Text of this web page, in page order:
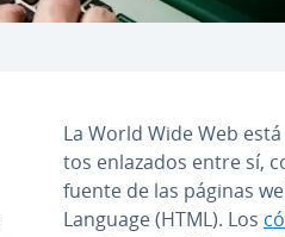
La World Wide Web
tos enlazados entre sí,
fuente de las páginas
Language (HTML). Los